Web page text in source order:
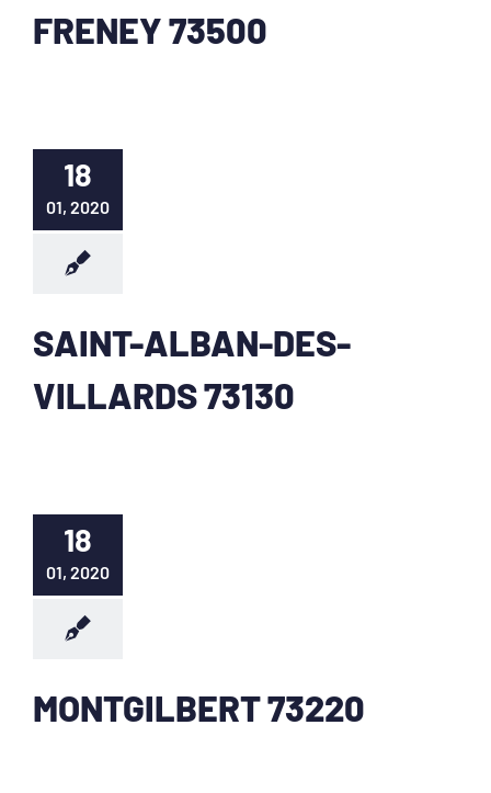
FRENEY 73500
18
01, 2020
SAINT-ALBAN-DES-
VILLARDS 73130
18
01, 2020
MONTGILBERT 73220